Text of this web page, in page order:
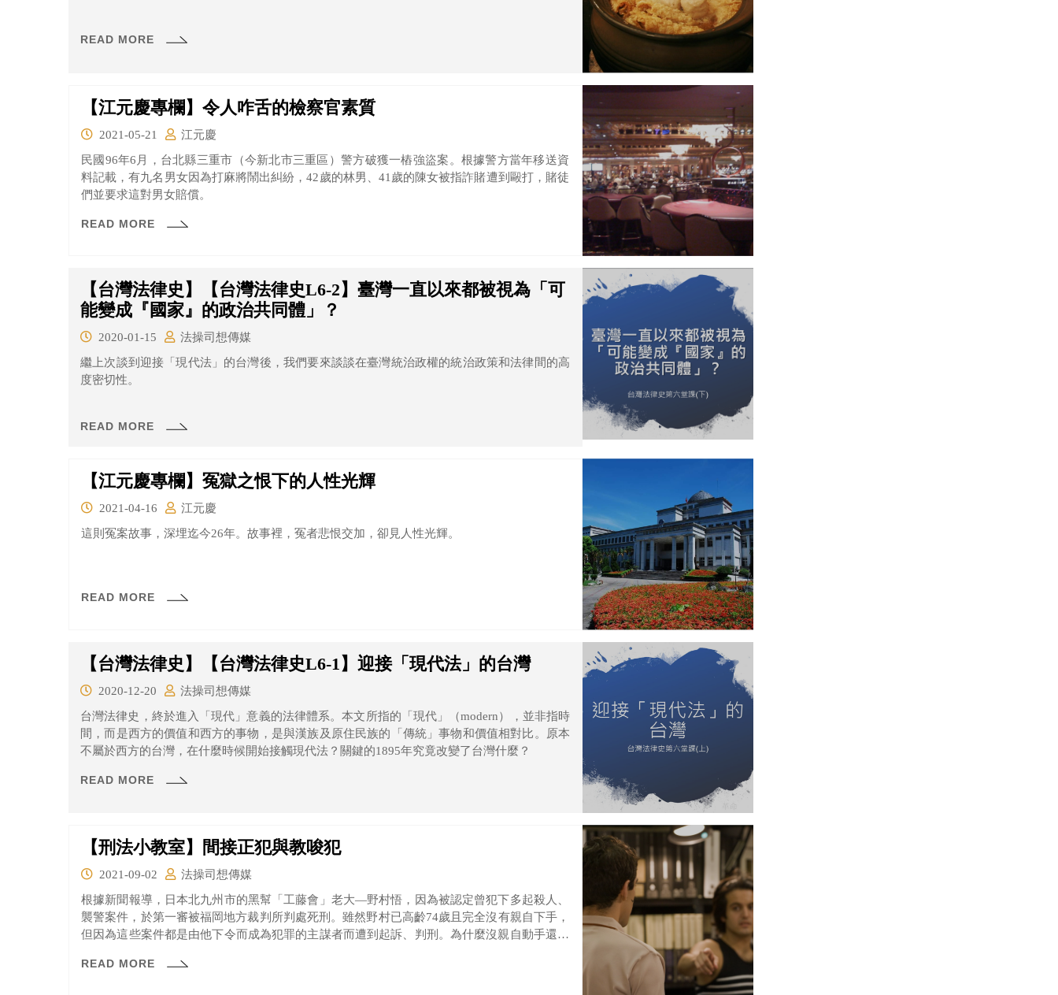
READ MORE
【江元慶專欄】令人咋舌的檢察官素質
2021-05-21
江元慶
民國96年6月，台北縣三重市（今新北市三重區）警方破獲一樁強盜案。根據警方當年移送資
料記載，有九名男女因為打麻將鬧出糾紛，42歲的林男、41歲的陳女被指詐賭遭到毆打，賭徒
們並要求這對男女賠償。
READ MORE
【台灣法律史】【台灣法律史L6-2】臺灣一直以來都被視為「可
能變成『國家』的政治共同體」？
2020-01-15
法操司想傳媒
繼上次談到迎接「現代法」的台灣後，我們要來談談在臺灣統治政權的統治政策和法律間的高
度密切性。
READ MORE
【江元慶專欄】冤獄之恨下的人性光輝
2021-04-16
江元慶
這則冤案故事，深埋迄今26年。故事裡，冤者悲恨交加，卻見人性光輝。
READ MORE
【台灣法律史】【台灣法律史L6-1】迎接「現代法」的台灣
2020-12-20
法操司想傳媒
台灣法律史，終於進入「現代」意義的法律體系。本文所指的「現代」（modern），並非指時
間，而是西方的價值和西方的事物，是與漢族及原住民族的「傳統」事物和價值相對比。原本
不屬於西方的台灣，在什麼時候開始接觸現代法？關鍵的1895年究竟改變了台灣什麼？
READ MORE
【刑法小教室】間接正犯與教唆犯
2021-09-02
法操司想傳媒
根據新聞報導，日本北九州市的黑幫「工藤會」老大—野村悟，因為被認定曾犯下多起殺人、
襲警案件，於第一審被福岡地方裁判所判處死刑。雖然野村已高齡74歲且完全沒有親自下手，
但因為這些案件都是由他下令而成為犯罪的主謀者而遭到起訴、判刑。為什麼沒親自動手還是
READ MORE